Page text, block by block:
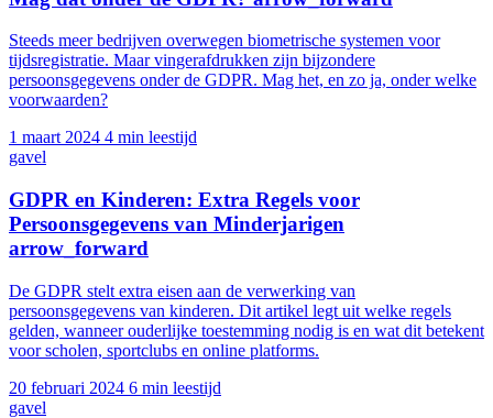
Steeds meer bedrijven overwegen biometrische systemen voor
tijdsregistratie. Maar vingerafdrukken zijn bijzondere
persoonsgegevens onder de GDPR. Mag het, en zo ja, onder welke
voorwaarden?
1 maart 2024 4 min leestijd
gavel
GDPR en Kinderen: Extra Regels voor
Persoonsgegevens van Minderjarigen
arrow_forward
De GDPR stelt extra eisen aan de verwerking van
persoonsgegevens van kinderen. Dit artikel legt uit welke regels
gelden, wanneer ouderlijke toestemming nodig is en wat dit betekent
voor scholen, sportclubs en online platforms.
20 februari 2024 6 min leestijd
gavel